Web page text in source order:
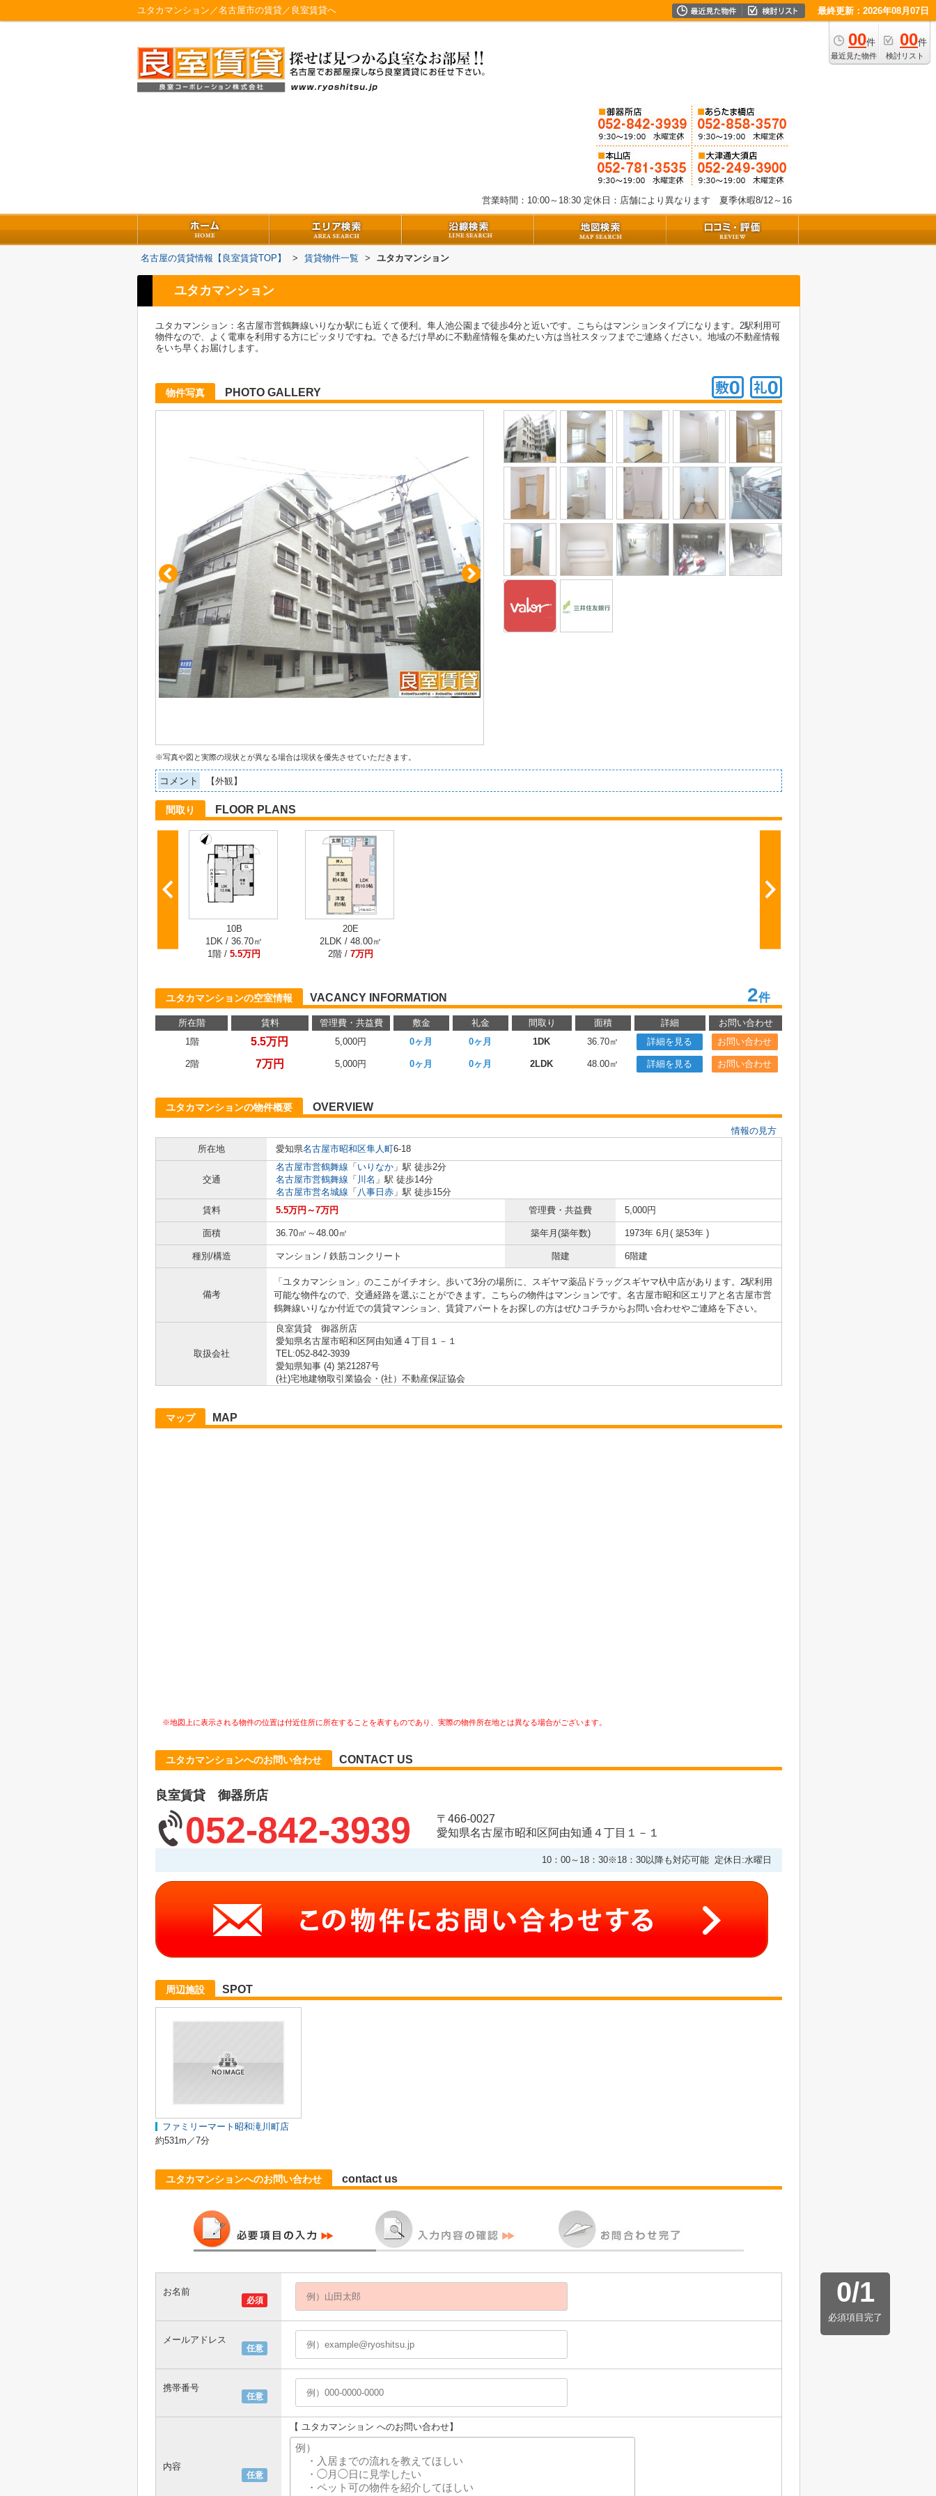
ユタカマンション／名古屋市の賃貸／良室賃貸へ 最終更新：2026年08月07日
00件
最近見た物件
00件
検討リスト
営業時間：10:00～18:30 定休日：店舗により異なります 夏季休暇8/12～16
名古屋の賃貸情報【良室賃貸TOP】 > 賃貸物件一覧 > ユタカマンション
ユタカマンション
ユタカマンション：名古屋市営鶴舞線いりなか駅にも近くて便利。隼人池公園まで徒歩4分と近いです。こちらはマンションタイプになります。2駅利用可
物件なので、よく電車を利用する方にピッタリですね。できるだけ早めに不動産情報を集めたい方は当社スタッフまでご連絡ください。地域の不動産情報
をいち早くお届けします。
物件写真 PHOTO GALLERY
※写真や図と実際の現状とが異なる場合は現状を優先させていただきます。
コメント 【外観】
間取り FLOOR PLANS
10B
1DK / 36.70㎡
1階 / 5.5万円
20E
2LDK / 48.00㎡
2階 / 7万円
ユタカマンションの空室情報 VACANCY INFORMATION 2件
所在階 賃料 管理費・共益費 敷金 礼金 間取り 面積 詳細
お問い合わせ
1階
5.5万円 5,000円 0ヶ月 0ヶ月 1DK 36.70㎡ 詳細を見る お問い合わせ
2階 7万円 5,000円 0ヶ月 0ヶ月 2LDK 48.00㎡ 詳細を見る お問い合わせ
ユタカマンションの物件概要 OVERVIEW
情報の見方
所在地
愛知県名古屋市昭和区隼人町6-18
交通
名古屋市営鶴舞線 「 いりなか 」駅 徒歩2分
名古屋市営鶴舞線 「 川名 」駅 徒歩14分
名古屋市営名城線 「 八事日赤 」駅 徒歩15分
賃料
5.5万円～7万円 管理費・共益費 5,000円
面積 36.70㎡～48.00㎡ 築年月(築年数) 1973年 6月( 築53年 )
種別/構造 マンション / 鉄筋コンクリート 階建 6階建
備考
「ユタカマンション」のここがイチオシ。歩いて3分の場所に、スギヤマ薬品ドラッグスギヤマ杁中店があります。2駅利用
可能な物件なので、交通経路を選ぶことができます。こちらの物件はマンションです。名古屋市昭和区エリアと名古屋市営
鶴舞線いりなか付近での賃貸マンション、賃貸アパートをお探しの方はぜひコチラからお問い合わせやご連絡を下さい。
取扱会社
良室賃貸 御器所店
愛知県名古屋市昭和区阿由知通４丁目１－１
TEL:052-842-3939
愛知県知事 (4) 第21287号
(社)宅地建物取引業協会・(社）不動産保証協会
マップ MAP
※地図上に表示される物件の位置は付近住所に所在することを表すものであり、実際の物件所在地とは異なる場合がございます。
ユタカマンションへのお問い合わせ CONTACT US
良室賃貸 御器所店
052-842-3939
〒466-0027
愛知県名古屋市昭和区阿由知通４丁目１－１
10：00～18：30※18：30以降も対応可能 定休日:水曜日
周辺施設 SPOT
ファミリーマート昭和滝川町店
約531m／7分
ユタカマンションへのお問い合わせ contact us
0/1
必須項目完了
必須
お名前
任意
メールアドレス
任意
携帯番号
任意
内容
【 ユタカマンション へのお問い合わせ】